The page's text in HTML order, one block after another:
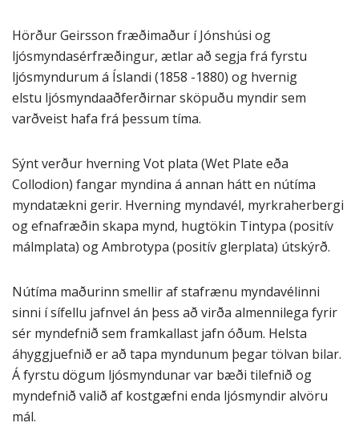
Hörður Geirsson fræðimaður í Jónshúsi og
ljósmyndasérfræðingur, ætlar að segja frá fyrstu
ljósmyndurum á Íslandi (1858 -1880) og hvernig
elstu ljósmyndaaðferðirnar sköpuðu myndir sem
varðveist hafa frá þessum tíma.
Sýnt verður hverning Vot plata (Wet Plate eða
Collodion) fangar myndina á annan hátt en nútíma
myndatækni gerir. Hverning myndavél, myrkraherbergi
og efnafræðin skapa mynd, hugtökin Tintypa (positív
málmplata) og Ambrotypa (positív glerplata) útskýrð.
Nútíma maðurinn smellir af stafrænu myndavélinni
sinni í sífellu jafnvel án þess að virða almennilega fyrir
sér myndefnið sem framkallast jafn óðum. Helsta
áhyggjuefnið er að tapa myndunum þegar tölvan bilar.
Á fyrstu dögum ljósmyndunar var bæði tilefnið og
myndefnið valið af kostgæfni enda ljósmyndir alvöru
mál.